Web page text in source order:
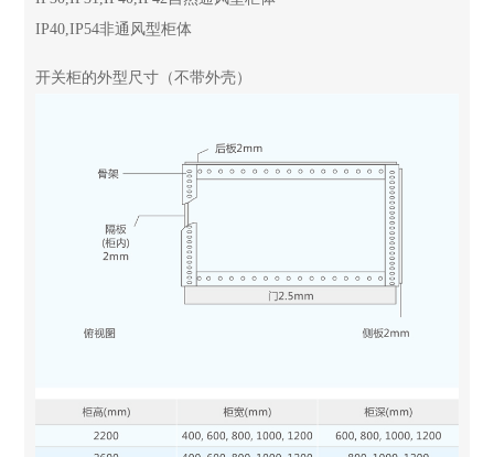
IP40,IP54非通风型柜体
开关柜的外型尺寸（不带外壳）